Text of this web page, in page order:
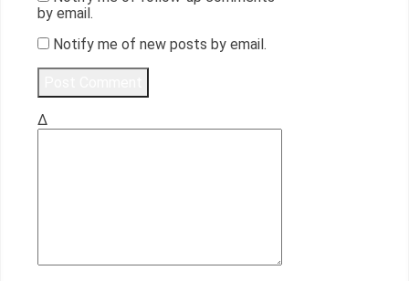
by email.
Notify me of new posts by email.
Δ